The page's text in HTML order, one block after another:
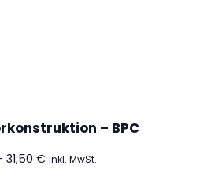
– BPC
31,50 €Preisspanne:
inkl. MwSt.